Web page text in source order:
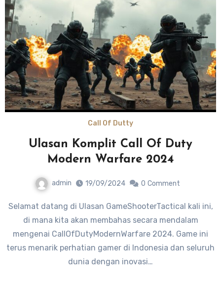
Call Of Dutty
Ulasan Komplit Call Of Duty
Modern Warfare 2024
admin 19/09/2024 0 Comment
Selamat datang di Ulasan GameShooterTactical kali ini,
di mana kita akan membahas secara mendalam
mengenai CallOfDutyModernWarfare 2024. Game ini
terus menarik perhatian gamer di Indonesia dan seluruh
dunia dengan inovasi…